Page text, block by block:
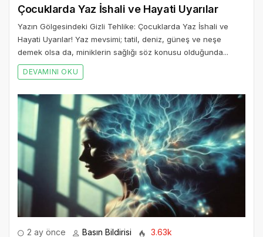
Çocuklarda Yaz İshali ve Hayati Uyarılar
Yazın Gölgesindeki Gizli Tehlike: Çocuklarda Yaz İshali ve
Hayati Uyarılar! Yaz mevsimi; tatil, deniz, güneş ve neşe
demek olsa da, miniklerin sağlığı söz konusu olduğunda...
DEVAMINI OKU
2 ay önce Basın Bildirisi 3.63k